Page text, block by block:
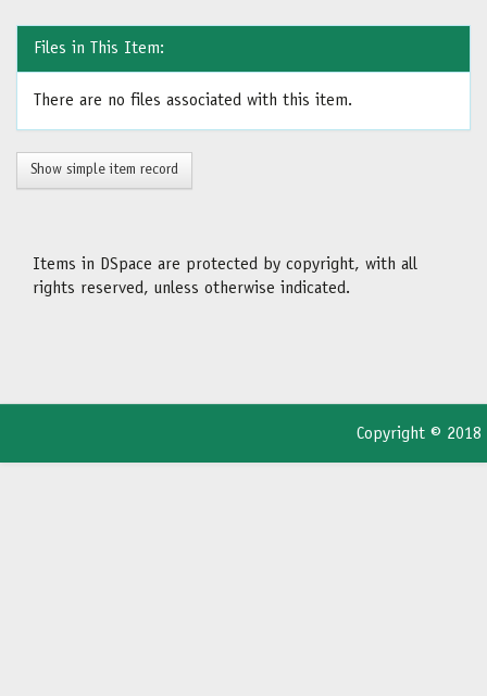
Files in This Item:
There are no files associated with this item.
Show simple item record
Items in DSpace are protected by copyright, with all
rights reserved, unless otherwise indicated.
Copyright © 2018